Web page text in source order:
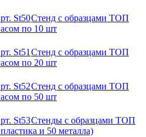
St50Стенд с образцами ТОП
по 10 шт
St51 Стенд с образцами ТОП
по 20 шт
St52Стенд с образцами ТОП
по 50 шт
St53Стенды с образцами ТОП
и 50 металла)